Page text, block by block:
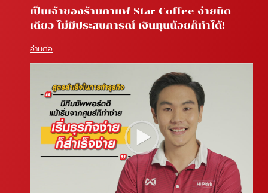
เป็นเจ้าของร้านกาแฟ Star Coffee ง่ายนิด
เดียว ไม่มีประสบการณ์ เงินทุนน้อยก็ทำได้!
อ่านต่อ